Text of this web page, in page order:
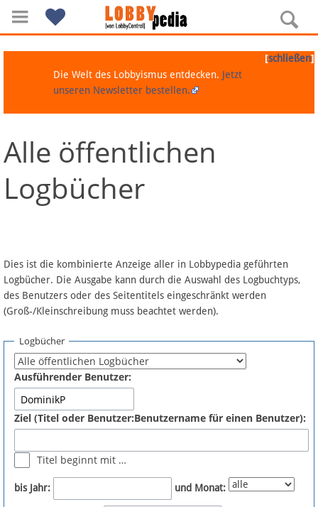
Navigation
Über Lobbypedia
Artikel nach Kategorien
FAQ
Fördermitglied werden
Fehler melden
Newsletter
[schließen]
Die Welt des Lobbyismus entdecken. Jetzt
unseren Newsletter bestellen.
Alle öffentlichen
Logbücher
Dies ist die kombinierte Anzeige aller in Lobbypedia geführten
Logbücher. Die Ausgabe kann durch die Auswahl des Logbuchtyps,
des Benutzers oder des Seitentitels eingeschränkt werden
(Groß-/Kleinschreibung muss beachtet werden).
Logbücher
Ausführender Benutzer:
Ziel (Titel oder Benutzer:Benutzername für einen Benutzer):
Titel beginnt mit …
bis Jahr: und Monat: